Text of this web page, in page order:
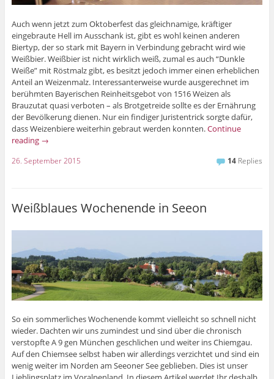
Auch wenn jetzt zum Oktoberfest das gleichnamige, kräftiger
eingebraute Hell im Ausschank ist, gibt es wohl keinen anderen
Biertyp, der so stark mit Bayern in Verbindung gebracht wird wie
Weißbier. Weißbier ist nicht wirklich weiß, zumal es auch “Dunkle
Weiße” mit Röstmalz gibt, es besitzt jedoch immer einen erheblichen
Anteil an Weizenmalz. Interessanterweise wurde ausgerechnet im
berühmten Bayerischen Reinheitsgebot von 1516 Weizen als
Brauzutat quasi verboten – als Brotgetreide sollte es der Ernährung
der Bevölkerung dienen. Nur ein findiger Juristentrick sorgte dafür,
dass Weizenbiere weiterhin gebraut werden konnten.Continue
reading →
26. September 2015 14 Replies
Weißblaues Wochenende in Seeon
So ein sommerliches Wochenende kommt vielleicht so schnell nicht
wieder. Dachten wir uns zumindest und sind über die chronisch
verstopfte A 9 gen München geschlichen und weiter ins Chiemgau.
Auf den Chiemsee selbst haben wir allerdings verzichtet und sind ein
wenig weiter im Norden am Seeoner See geblieben. Dies ist unser